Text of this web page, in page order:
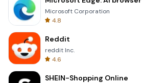
Microsoft Corporation
4.8
Reddit
reddit Inc.
4.6
SHEIN-Shopping Online